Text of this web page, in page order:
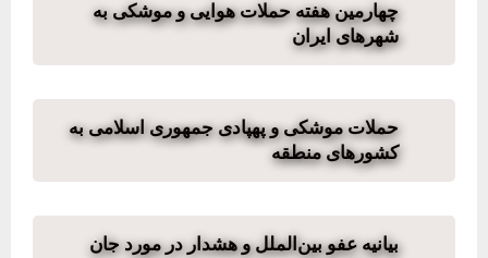
چهارمین هفته حملات هوایی و موشکی به
شهرهای ایران
حملات موشکی و پهپادی جمهوری اسلامی به
کشورهای منطقه
بیانیه عفو بین‌الملل و هشدار در مورد جان